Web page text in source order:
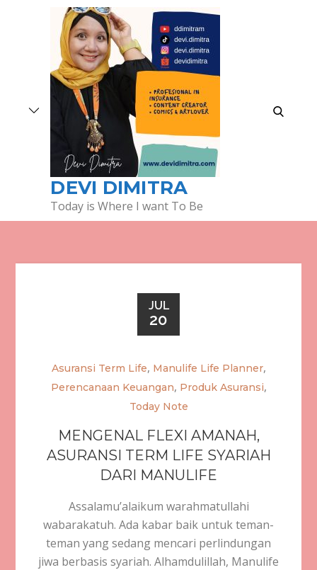
DEVI DIMITRA
Today is Where I want To Be
search
JUL
20
Asuransi Term Life, Manulife Life Planner,
Perencanaan Keuangan, Produk Asuransi,
Today Note
MENGENAL FLEXI AMANAH,
ASURANSI TERM LIFE SYARIAH
DARI MANULIFE
Assalamu’alaikum warahmatullahi
wabarakatuh. Ada kabar baik untuk teman-
teman yang sedang mencari perlindungan
jiwa berbasis syariah. Alhamdulillah, Manulife